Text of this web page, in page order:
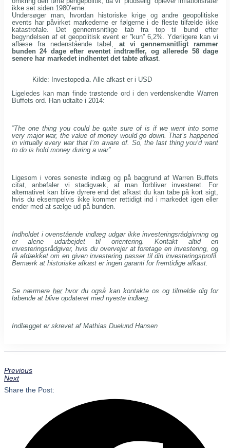
ikke set siden 1980’erne.
Undersøger man, hvordan historiske krige og andre geopolitiske
events har påvirket markederne er følgerne i de fleste tilfælde ikke
katastrofale. Det gennemsnitlige tab fra top til bund efter
begyndelsen af et geopolitisk event er ”kun” 6,2%. Yderligere kan vi
aflæse fra nedenstående tabel, at vi gennemsnitligt rammer
bunden 24 dage efter eventet indtræffer, og allerede 58 dage
senere har markedet indhentet det tabte afkast.
Kilde: Investopedia. Alle afkast er i USD
Ligeledes kan man finde trøstende ord i den verdenskendte Warren
Buffets ord. Han udtalte i 2014:
”The one thing you could be quite sure of is if we went into some
very major war, the value of money would go down. That’s happened
in virtually every war that I’m aware of. So, the last thing you’d want
to do is hold money during a war”
Ligesom i vores seneste indlæg og på baggrund af Warren Buffets
citat, anbefaler vi stadigvæk, at man forbliver investeret. For
alternativet kan blive dyrere end det afkast du kan tabe på kort sigt,
hvis du eksempelvis ikke kommer rettidigt ind i markedet igen eller
ender med at sælge ud på bunden.
Indholdet i ovenstående indlæg udgør ikke investeringsrådgivning og
er alene udarbejdet til orientering. Kontakt altid en
investeringsrådgiver, hvis du overvejer at foretage en investering, og
få afdækket om en given investering passer til din investeringsprofil.
Bemærk at historiske afkast er ingen garanti for fremtidige afkast.
Se nærmereherhvor du også kan kontakte os og tilmelde dig for
løbende at blive opdateret med nyeste indlæg.
Indlægget er skrevet af Mathias Duelund Hansen
Previous
Next
Share the Post: